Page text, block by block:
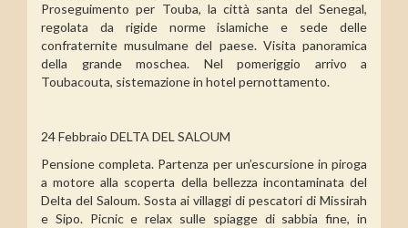
Proseguimento per Touba, la città santa del Senegal,
regolata da rigide norme islamiche e sede delle
confraternite musulmane del paese. Visita panoramica
della grande moschea. Nel pomeriggio arrivo a
Toubacouta, sistemazione in hotel pernottamento.
24 Febbraio DELTA DEL SALOUM
Pensione completa. Partenza per un’escursione in piroga
a motore alla scoperta della bellezza incontaminata del
Delta del Saloum. Sosta ai villaggi di pescatori di Missirah
e Sipo. Picnic e relax sulle spiagge di sabbia fine, in